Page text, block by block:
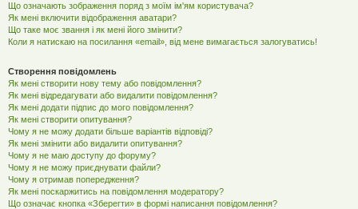
Що означають зображення поряд з моїм ім'ям користувача?
Як мені включити відображення аватари?
Що таке моє звання і як мені його змінити?
Коли я натискаю на посилання «email», від мене вимагається залогуватись!
Створення повідомлень
Як мені створити нову тему або повідомлення?
Як мені відредагувати або видалити повідомлення?
Як мені додати підпис до мого повідомлення?
Як мені створити опитування?
Чому я не можу додати більше варіантів відповіді?
Як мені змінити або видалити опитування?
Чому я не маю доступу до форуму?
Чому я не можу приєднувати файли?
Чому я отримав попередження?
Як мені поскаржитись на повідомлення модератору?
Що означає кнопка «Зберегти» в формі написання повідомлення?